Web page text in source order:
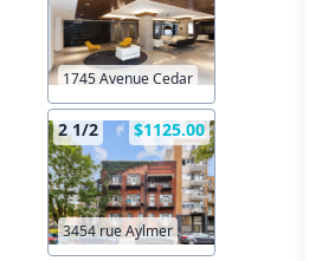
1745 Avenue Cedar
2 1/2 $1125.00
3454 rue Aylmer